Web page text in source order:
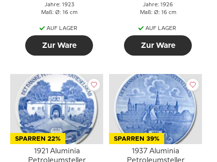
Jahre: 1923
Maß: Ø: 16 cm
AUF LAGER
Zur Ware
Jahre: 1926
Maß: Ø: 16 cm
AUF LAGER
Zur Ware
SPARREN 22%
1921 Aluminia
Petroleumsteller
SPARREN 39%
1937 Aluminia
Petroleumsteller